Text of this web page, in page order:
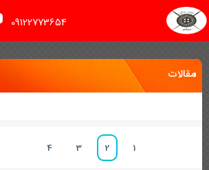
09122773654
مقالات
1
2
3
4